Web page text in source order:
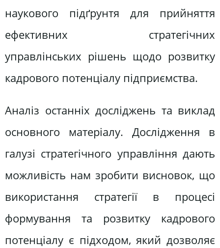
наукового підґрунтя для прийняття
ефективних стратегічних
управлінських рішень щодо розвитку
кадрового потенціалу підприємства.
Аналіз останніх досліджень та виклад
основного матеріалу. Дослідження в
галузі стратегічного управління дають
можливість нам зробити висновок, що
використання стратегії в процесі
формування та розвитку кадрового
потенціалу є підходом, який дозволяє